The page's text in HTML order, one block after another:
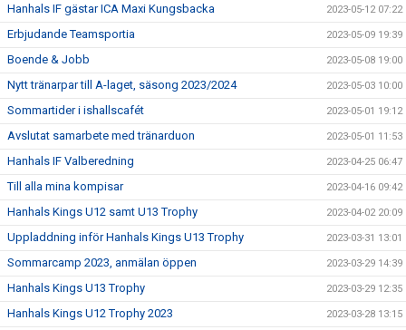
Hanhals IF gästar ICA Maxi Kungsbacka 2023-05-12 07:22
Erbjudande Teamsportia 2023-05-09 19:39
Boende & Jobb 2023-05-08 19:00
Nytt tränarpar till A-laget, säsong 2023/2024 2023-05-03 10:00
Sommartider i ishallscafét 2023-05-01 19:12
Avslutat samarbete med tränarduon 2023-05-01 11:53
Hanhals IF Valberedning 2023-04-25 06:47
Till alla mina kompisar 2023-04-16 09:42
Hanhals Kings U12 samt U13 Trophy 2023-04-02 20:09
Uppladdning inför Hanhals Kings U13 Trophy 2023-03-31 13:01
Sommarcamp 2023, anmälan öppen 2023-03-29 14:39
Hanhals Kings U13 Trophy 2023-03-29 12:35
Hanhals Kings U12 Trophy 2023 2023-03-28 13:15